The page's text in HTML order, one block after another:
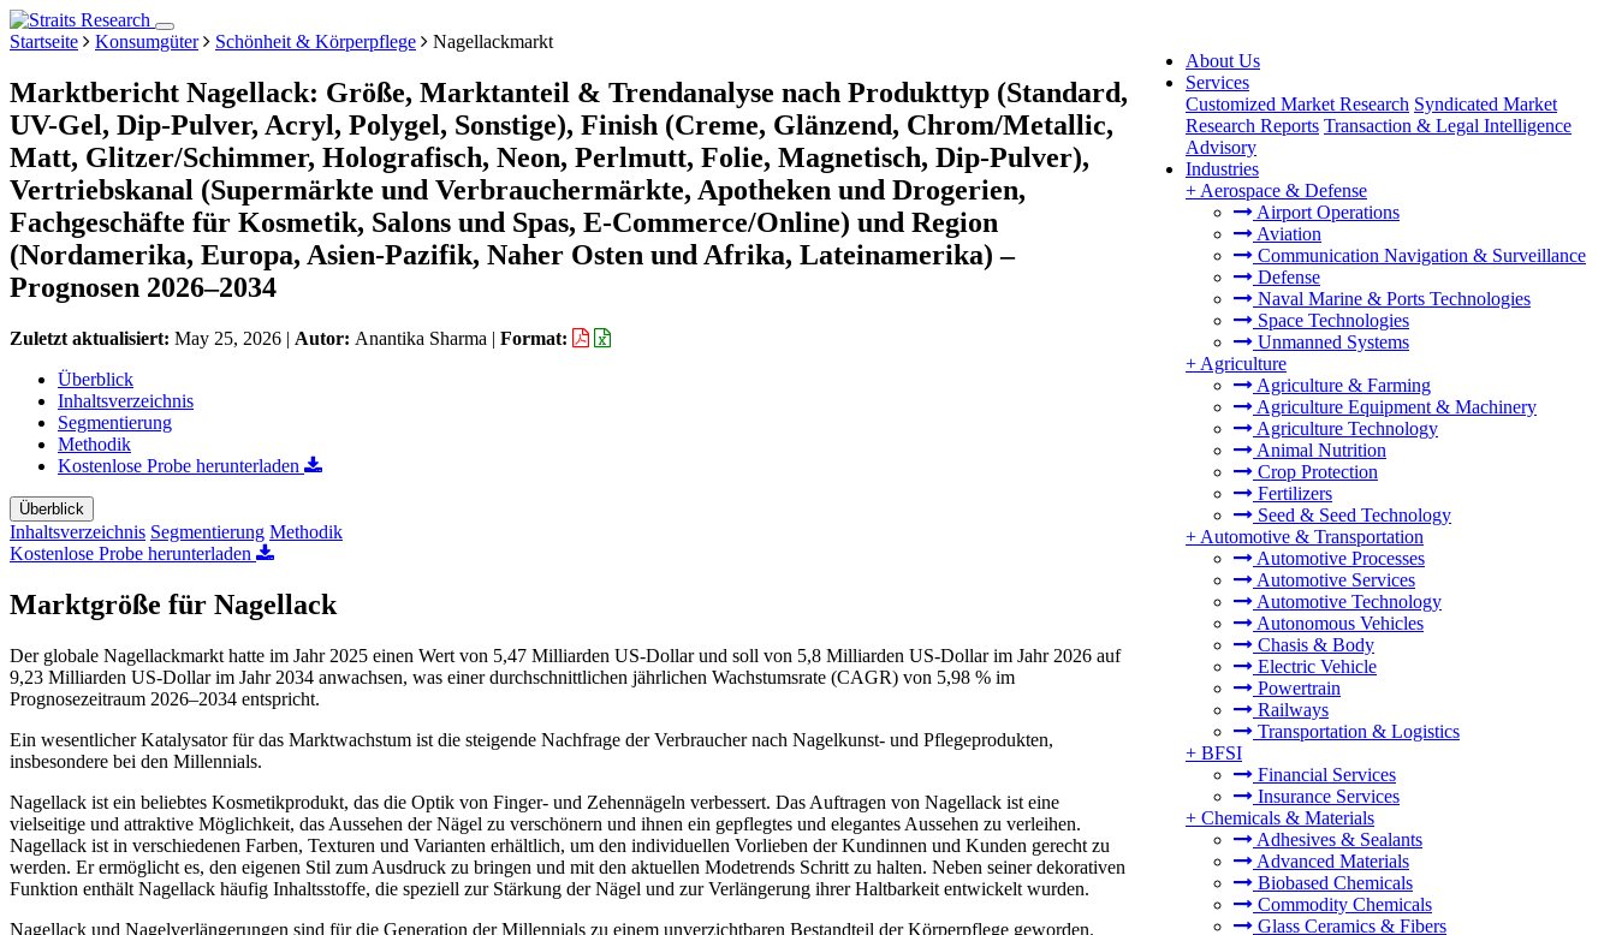
About Us
Services
Customized Market Research Syndicated Market
Research Reports Transaction & Legal Intelligence
Advisory
Industries
+ Aerospace & Defense
Airport Operations
Aviation
Communication Navigation & Surveillance
Defense
Naval Marine & Ports Technologies
Space Technologies
Unmanned Systems
+ Agriculture
Agriculture & Farming
Agriculture Equipment & Machinery
Agriculture Technology
Animal Nutrition
Crop Protection
Fertilizers
Seed & Seed Technology
+ Automotive & Transportation
Automotive Processes
Automotive Services
Automotive Technology
Autonomous Vehicles
Chasis & Body
Electric Vehicle
Powertrain
Railways
Transportation & Logistics
+ BFSI
Financial Services
Insurance Services
+ Chemicals & Materials
Adhesives & Sealants
Advanced Materials
Biobased Chemicals
Commodity Chemicals
Glass Ceramics & Fibers
Startseite Konsumgüter Schönheit & Körperpflege Nagellackmarkt
Marktbericht Nagellack: Größe, Marktanteil & Trendanalyse nach Produkttyp (Standard,
UV-Gel, Dip-Pulver, Acryl, Polygel, Sonstige), Finish (Creme, Glänzend, Chrom/Metallic,
Matt, Glitzer/Schimmer, Holografisch, Neon, Perlmutt, Folie, Magnetisch, Dip-Pulver),
Vertriebskanal (Supermärkte und Verbrauchermärkte, Apotheken und Drogerien,
Fachgeschäfte für Kosmetik, Salons und Spas, E-Commerce/Online) und Region
(Nordamerika, Europa, Asien-Pazifik, Naher Osten und Afrika, Lateinamerika) –
Prognosen 2026–2034
Zuletzt aktualisiert: May 25, 2026 | Autor: Anantika Sharma | Format:
Überblick
Inhaltsverzeichnis
Segmentierung
Methodik
Kostenlose Probe herunterladen
Überblick
Inhaltsverzeichnis Segmentierung Methodik
Kostenlose Probe herunterladen
Marktgröße für Nagellack
Der globale Nagellackmarkt hatte im Jahr 2025 einen Wert von 5,47 Milliarden US-Dollar und soll von 5,8 Milliarden US-Dollar im Jahr 2026 auf
9,23 Milliarden US-Dollar im Jahr 2034 anwachsen, was einer durchschnittlichen jährlichen Wachstumsrate (CAGR) von 5,98 % im
Prognosezeitraum 2026–2034 entspricht.
Ein wesentlicher Katalysator für das Marktwachstum ist die steigende Nachfrage der Verbraucher nach Nagelkunst- und Pflegeprodukten,
insbesondere bei den Millennials.
Nagellack ist ein beliebtes Kosmetikprodukt, das die Optik von Finger- und Zehennägeln verbessert. Das Auftragen von Nagellack ist eine
vielseitige und attraktive Möglichkeit, das Aussehen der Nägel zu verschönern und ihnen ein gepflegtes und elegantes Aussehen zu verleihen.
Nagellack ist in verschiedenen Farben, Texturen und Varianten erhältlich, um den individuellen Vorlieben der Kundinnen und Kunden gerecht zu
werden. Er ermöglicht es, den eigenen Stil zum Ausdruck zu bringen und mit den aktuellen Modetrends Schritt zu halten. Neben seiner dekorativen
Funktion enthält Nagellack häufig Inhaltsstoffe, die speziell zur Stärkung der Nägel und zur Verlängerung ihrer Haltbarkeit entwickelt wurden.
Nagellack und Nagelverlängerungen sind für die Generation der Millennials zu einem unverzichtbaren Bestandteil der Körperpflege geworden.